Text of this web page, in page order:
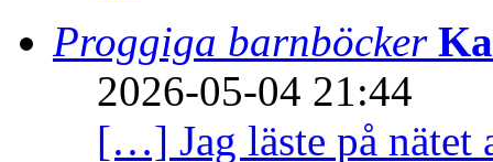
Proggiga barnböcker
2026-05-04 21:44
[…] Jag läste på nätet